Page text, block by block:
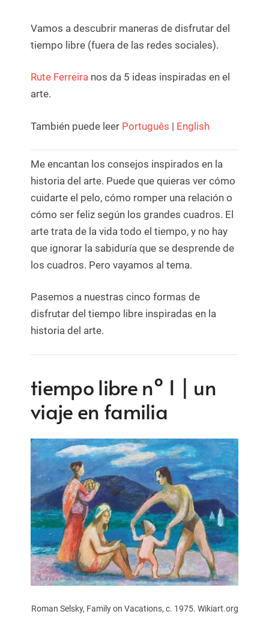
Vamos a descubrir maneras de disfrutar del
tiempo libre (fuera de las redes sociales).
Rute Ferreira nos da 5 ideas inspiradas en el
arte.
También puede leer Português | English
Me encantan los consejos inspirados en la
historia del arte. Puede que quieras ver cómo
cuidarte el pelo, cómo romper una relación o
cómo ser feliz según los grandes cuadros. El
arte trata de la vida todo el tiempo, y no hay
que ignorar la sabiduría que se desprende de
los cuadros. Pero vayamos al tema.
Pasemos a nuestras cinco formas de
disfrutar del tiempo libre inspiradas en la
historia del arte.
tiempo libre nº 1 | un
viaje en familia
Roman Selsky, Family on Vacations, c. 1975. Wikiart.org